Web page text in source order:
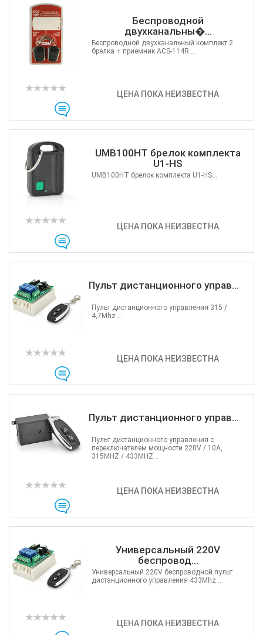
Беспроводной
двухканальны�...
ЦЕНА ПОКА НЕИЗВЕСТНА
Беспроводной двухканальный комплект 2
брелка + приемник ACS-114R ...
UMB100HT брелок комплекта
U1-HS
ЦЕНА ПОКА НЕИЗВЕСТНА
UMB100HT брелок комплекта U1-HS...
Пульт дистанционного управ...
ЦЕНА ПОКА НЕИЗВЕСТНА
Пульт дистанционного управления 315 /
4,7Mhz ...
Пульт дистанционного управ...
ЦЕНА ПОКА НЕИЗВЕСТНА
Пульт дистанционного управления с
переключателем мощности 220V / 10А,
315MHZ / 433MHZ...
Универсальный 220V
беспровод...
ЦЕНА ПОКА НЕИЗВЕСТНА
Универсальный 220V беспроводной пульт
дистанционного управления 433Mhz ...